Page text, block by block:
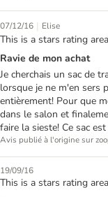
07/12/16 | Elise
This is a stars rating
Ravie de mon achat
Je cherchais un sac de
lorsque je ne m'en sers
entièrement! Pour que
dans le salon et
faire la sieste! Ce sac
Avis publié à l'origine sur
19/09/16
This is a stars rating